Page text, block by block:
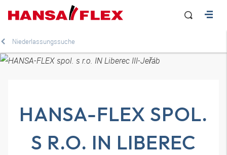
Niederlassungssuche
HANSA-FLEX SPOL.
S R.O. IN LIBEREC